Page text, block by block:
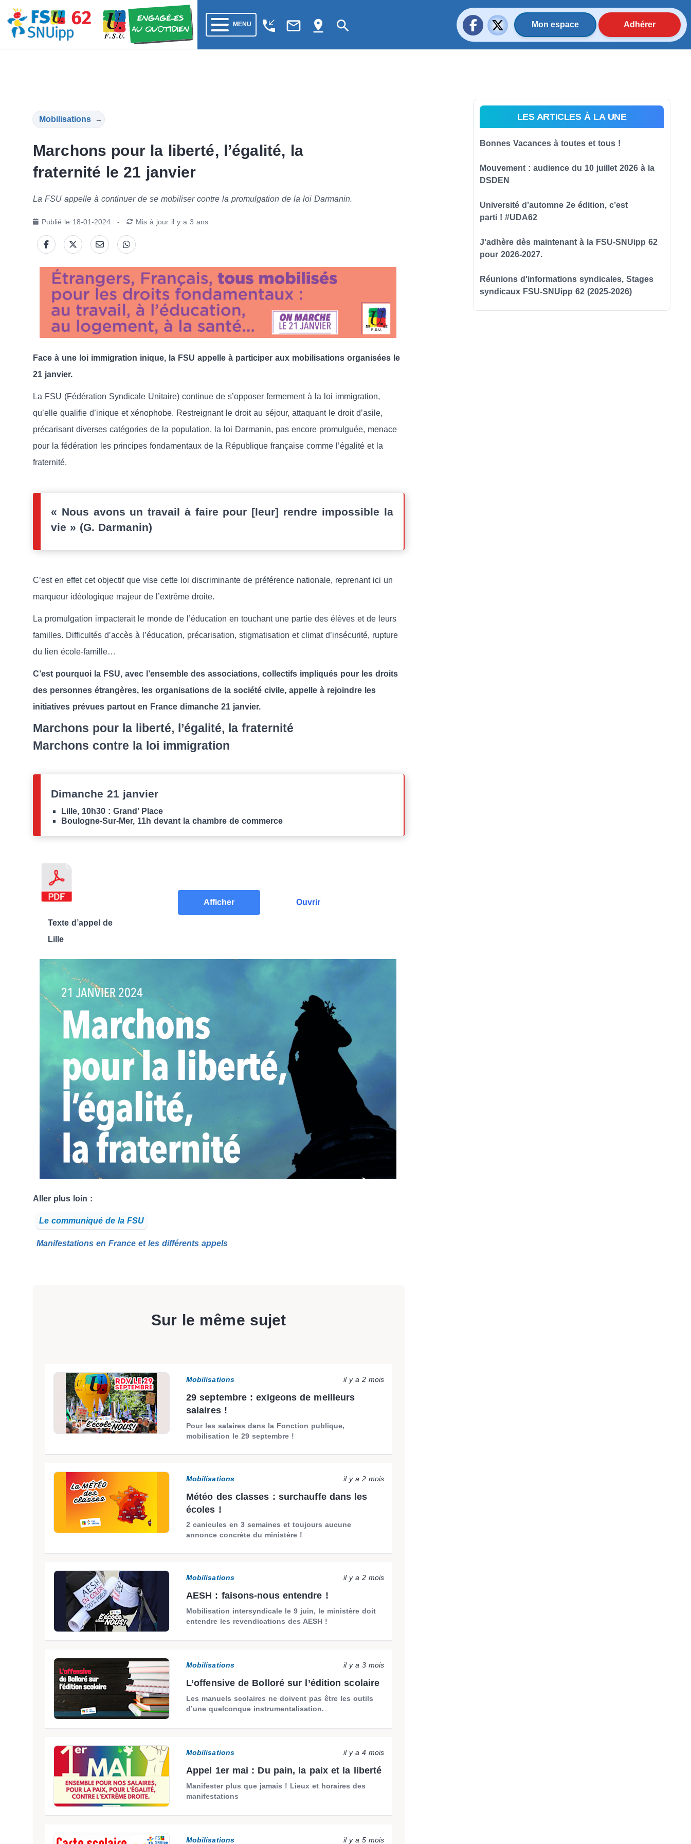
MENU phone_callback mail_outline pin_drop search Mon espace Adhérer
Mobilisations →
Marchons pour la liberté, l’égalité, la
fraternité le 21 janvier
La FSU appelle à continuer de se mobiliser contre la promulgation de la loi Darmanin.
Publié le 18-01-2024 - Mis à jour il y a 3 ans
Face à une loi immigration inique, la FSU appelle à participer aux mobilisations organisées le
21 janvier.
La FSU (Fédération Syndicale Unitaire) continue de s’opposer fermement à la loi immigration,
qu’elle qualifie d’inique et xénophobe. Restreignant le droit au séjour, attaquant le droit d’asile,
précarisant diverses catégories de la population, la loi Darmanin, pas encore promulguée, menace
pour la fédération les principes fondamentaux de la République française comme l’égalité et la
fraternité.
« Nous avons un travail à faire pour [leur] rendre impossible la
vie » (G. Darmanin)
C’est en effet cet objectif que vise cette loi discriminante de préférence nationale, reprenant ici un
marqueur idéologique majeur de l’extrême droite.
La promulgation impacterait le monde de l’éducation en touchant une partie des élèves et de leurs
familles. Difficultés d’accès à l’éducation, précarisation, stigmatisation et climat d’insécurité, rupture
du lien école-famille…
C’est pourquoi la FSU, avec l’ensemble des associations, collectifs impliqués pour les droits
des personnes étrangères, les organisations de la société civile, appelle à rejoindre les
initiatives prévues partout en France dimanche 21 janvier.
Marchons pour la liberté, l’égalité, la fraternité
Marchons contre la loi immigration
Dimanche 21 janvier
Lille, 10h30 : Grand’ Place
Boulogne-Sur-Mer, 11h devant la chambre de commerce
Texte d’appel de
Lille
Afficher Ouvrir
Aller plus loin :
Le communiqué de la FSU
Manifestations en France et les différents appels
Sur le même sujet
Mobilisations il y a 2 mois
29 septembre : exigeons de meilleurs
salaires !
Pour les salaires dans la Fonction publique,
mobilisation le 29 septembre !
Mobilisations il y a 2 mois
Météo des classes : surchauffe dans les
écoles !
2 canicules en 3 semaines et toujours aucune
annonce concrète du ministère !
Mobilisations il y a 2 mois
AESH : faisons-nous entendre !
Mobilisation intersyndicale le 9 juin, le ministère doit
entendre les revendications des AESH !
Mobilisations il y a 3 mois
L’offensive de Bolloré sur l’édition scolaire
Les manuels scolaires ne doivent pas être les outils
d’une quelconque instrumentalisation.
Mobilisations il y a 4 mois
Appel 1er mai : Du pain, la paix et la liberté
Manifester plus que jamais ! Lieux et horaires des
manifestations
Mobilisations il y a 5 mois
LES ARTICLES À LA UNE
Bonnes Vacances à toutes et tous !
Mouvement : audience du 10 juillet 2026 à la
DSDEN
Université d’automne 2e édition, c’est
parti ! #UDA62
J'adhère dès maintenant à la FSU-SNUipp 62
pour 2026-2027.
Réunions d'informations syndicales, Stages
syndicaux FSU-SNUipp 62 (2025-2026)